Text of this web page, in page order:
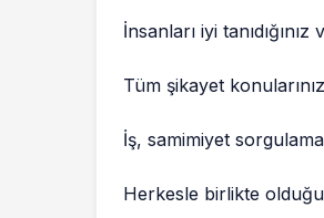
İnsanları iyi
Tüm şikayet
İş, samimiyet
Herkesle birlikte